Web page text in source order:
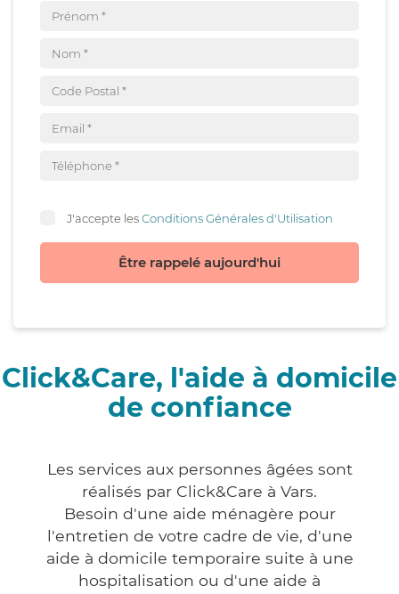
J'accepte lesConditions Générales d'Utilisation
Être rappelé aujourd'hui
Click&Care, l'aide à domicile
de confiance
Les services aux personnes âgées sont
réalisés par Click&Care à Vars.
Besoin d'une aide ménagère pour
l'entretien de votre cadre de vie, d'une
aide à domicile temporaire suite à une
hospitalisation ou d'une aide à